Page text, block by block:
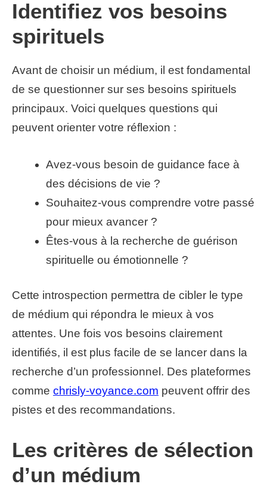
Identifiez vos besoins
spirituels
Avant de choisir un médium, il est fondamental
de se questionner sur ses besoins spirituels
principaux. Voici quelques questions qui
peuvent orienter votre réflexion :
Avez-vous besoin de guidance face à
des décisions de vie ?
Souhaitez-vous comprendre votre passé
pour mieux avancer ?
Êtes-vous à la recherche de guérison
spirituelle ou émotionnelle ?
Cette introspection permettra de cibler le type
de médium qui répondra le mieux à vos
attentes. Une fois vos besoins clairement
identifiés, il est plus facile de se lancer dans la
recherche d’un professionnel. Des plateformes
comme chrisly-voyance.com peuvent offrir des
pistes et des recommandations.
Les critères de sélection
d’un médium